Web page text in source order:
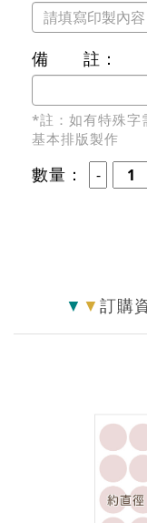
備 註：
*註：如有特殊字
基本排版製作
數量：
▼ ▼ 訂購